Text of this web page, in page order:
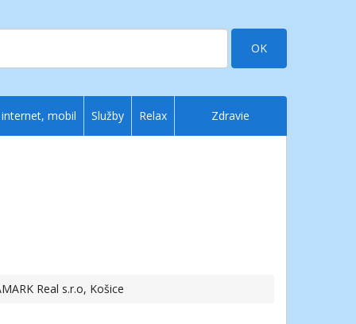
OK
Real s.r.o, Košice
internet, mobil Služby Relax Zdravie